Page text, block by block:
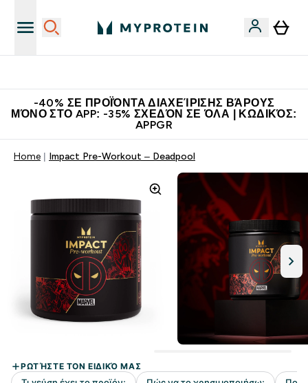
-40% ΣΕ ΠΡΟΪΌΝΤΑ ΔΙΑΧΕΊΡΙΣΗΣ ΒΆΡΟΥΣ
ΜΌΝΟ ΣΤΟ APP: -35% ΣΧΕΔΌΝ ΣΕ ΌΛΑ | ΚΩΔΙΚΌΣ:
APPGR
Home Impact Pre-Workout – Deadpool